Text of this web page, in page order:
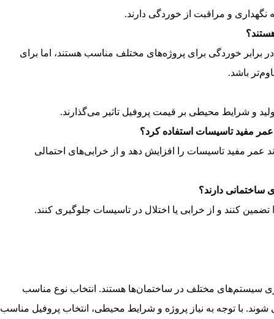
نگهداری و مراقبت از خوردگی دارند.
برابر خوردگی برای پروژه‌های مختلف مناسب هستند، اما برای
باشد.
و شرایط محیطی بر قیمت پروفیل تاثیر می‌گذارند.
مفید تاسیسات استفاده کرد؟
عمر مفید تاسیسات را افزایش دهد و از خرابی‌های احتمالی
ساختمانی دارند؟
کنند و از خرابی یا اختلال در تاسیسات جلوگیری کنند.
سیستم‌های مختلف در ساختمان‌ها هستند. انتخاب نوع مناسب
با توجه به نیاز پروژه و شرایط محیطی، انتخاب پروفیل مناسب